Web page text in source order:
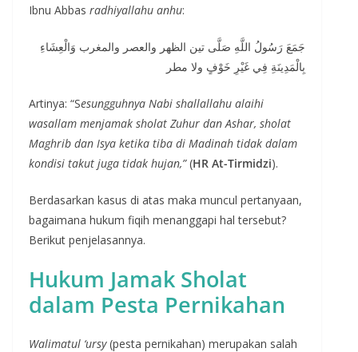
Ibnu Abbas radhiyallahu anhu:
جَمَعَ رَسُولُ اللَّهِ صَلَّى تين الظهر والعصر والمغرب وَالْعِشَاءِ
بِالْمَدِينَةِ فِي غَيْرِ خَوْفٍ ولا مطر
Artinya: “Sesungguhnya Nabi shallallahu alaihi
wasallam menjamak sholat Zuhur dan Ashar, sholat
Maghrib dan Isya ketika tiba di Madinah tidak dalam
kondisi takut juga tidak hujan,”(HR At-Tirmidzi).
Berdasarkan kasus di atas maka muncul pertanyaan,
bagaimana hukum fiqih menanggapi hal tersebut?
Berikut penjelasannya.
Hukum Jamak Sholat
dalam Pesta Pernikahan
Walimatul ‘ursy(pesta pernikahan) merupakan salah